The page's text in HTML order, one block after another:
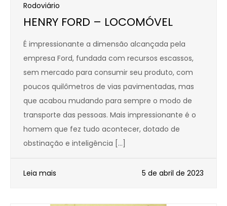
Rodoviário
HENRY FORD – LOCOMÓVEL
É impressionante a dimensão alcançada pela
empresa Ford, fundada com recursos escassos,
sem mercado para consumir seu produto, com
poucos quilômetros de vias pavimentadas, mas
que acabou mudando para sempre o modo de
transporte das pessoas. Mais impressionante é o
homem que fez tudo acontecer, dotado de
obstinação e inteligência […]
Leia mais 5 de abril de 2023